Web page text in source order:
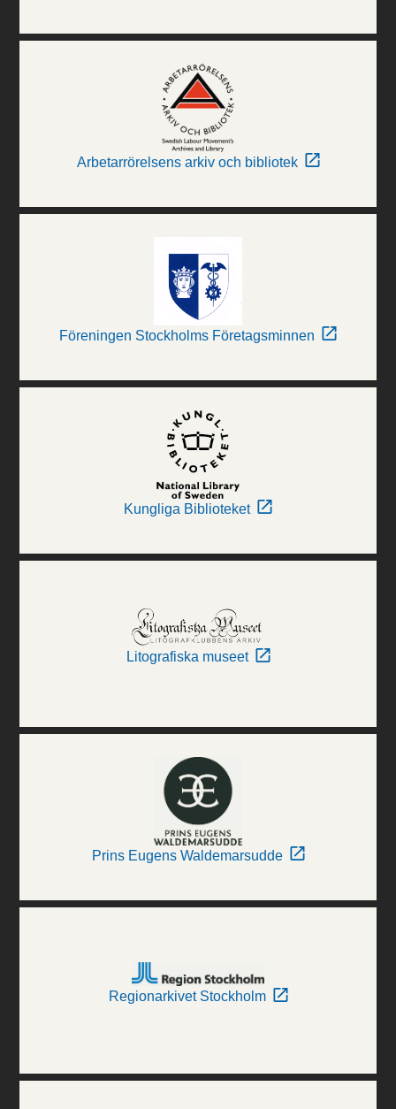
Arbetarrörelsens arkiv och bibliotek
Föreningen Stockholms Företagsminnen
Kungliga Biblioteket
Litografiska museet
Prins Eugens Waldemarsudde
Regionarkivet Stockholm